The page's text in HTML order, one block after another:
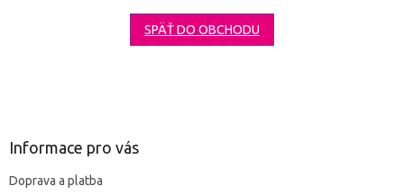
SPÄŤ DO OBCHODU
Informace pro vás
Doprava a platba